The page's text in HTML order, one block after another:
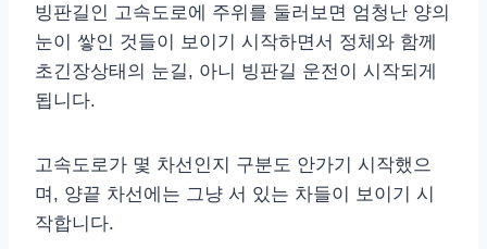
빙판길인 고속도로에 주위를 둘러보면 엄청난 양의
눈이 쌓인 것들이 보이기 시작하면서 정체와 함께
초긴장상태의 눈길, 아니 빙판길 운전이 시작되게
됩니다.
고속도로가 몇 차선인지 구분도 안가기 시작했으
며, 양끝 차선에는 그냥 서 있는 차들이 보이기 시
작합니다.